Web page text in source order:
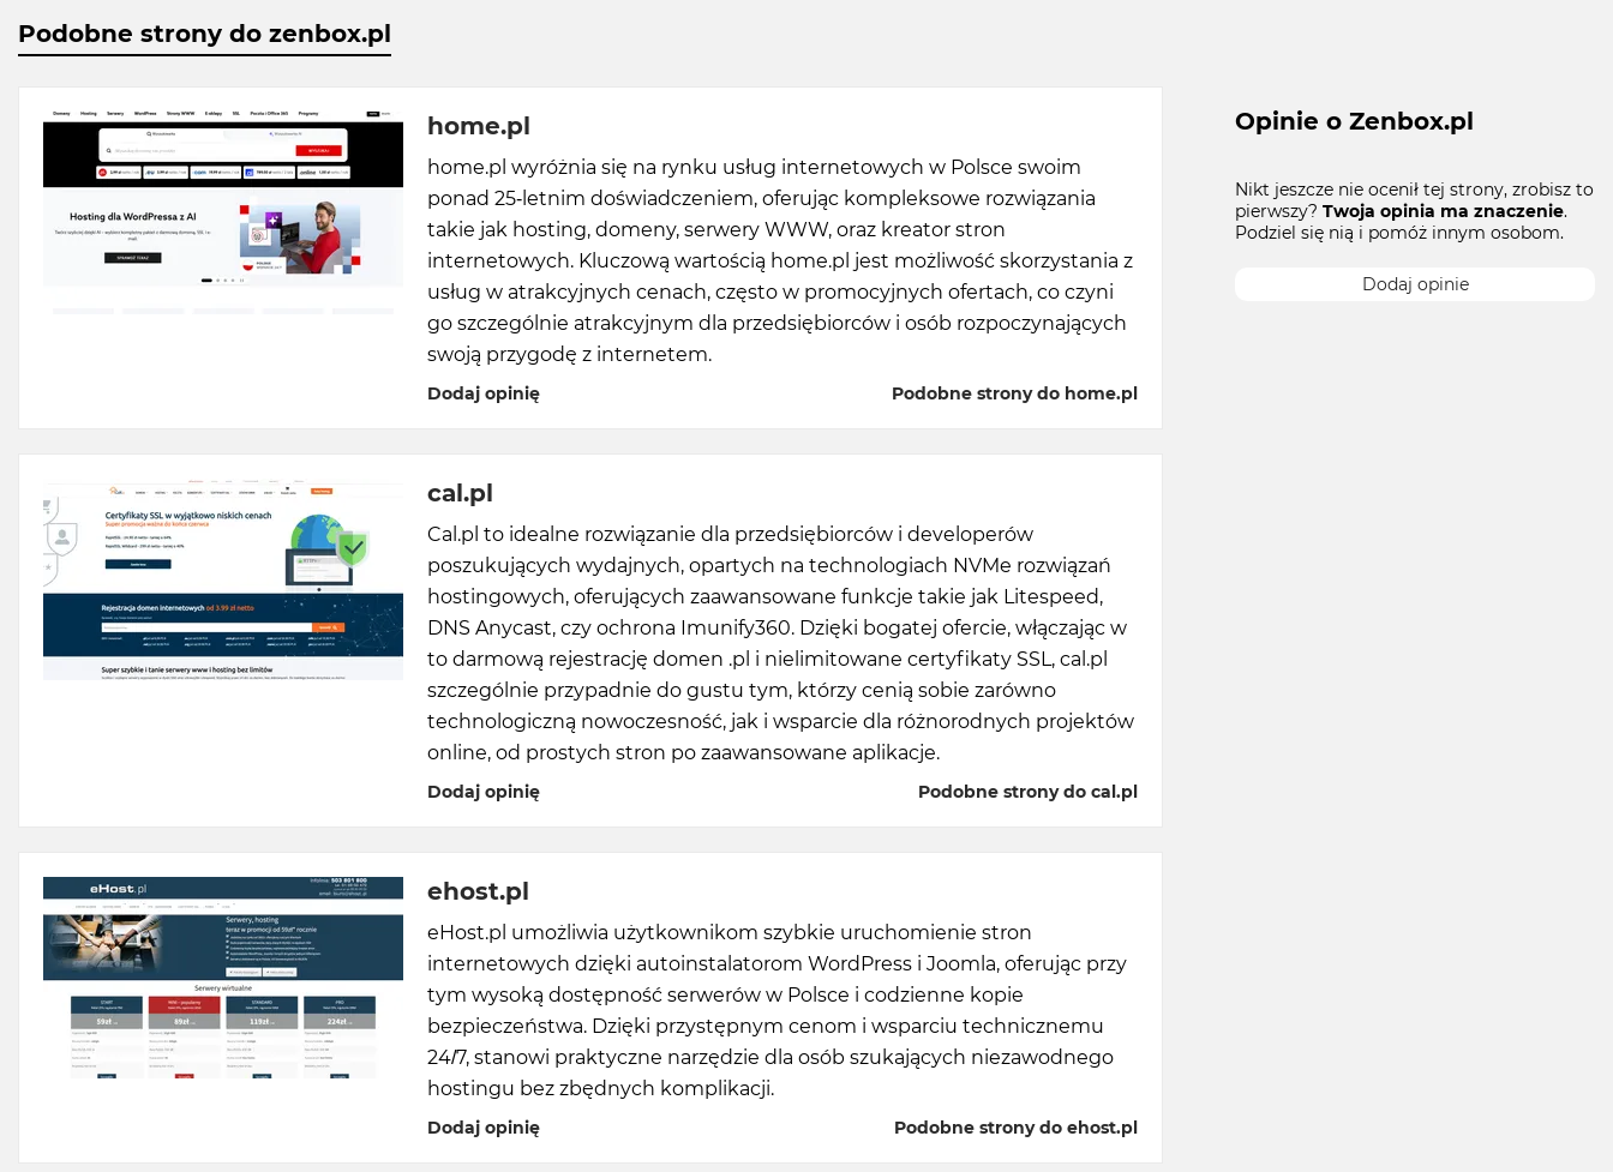
Podobne strony do zenbox.pl
home.pl
home.pl wyróżnia się na rynku usług internetowych w Polsce swoim
ponad 25-letnim doświadczeniem, oferując kompleksowe rozwiązania
takie jak hosting, domeny, serwery WWW, oraz kreator stron
internetowych. Kluczową wartością home.pl jest możliwość skorzystania z
usług w atrakcyjnych cenach, często w promocyjnych ofertach, co czyni
go szczególnie atrakcyjnym dla przedsiębiorców i osób rozpoczynających
swoją przygodę z internetem.
Dodaj opinię Podobne strony do home.pl
cal.pl
Cal.pl to idealne rozwiązanie dla przedsiębiorców i developerów
poszukujących wydajnych, opartych na technologiach NVMe rozwiązań
hostingowych, oferujących zaawansowane funkcje takie jak Litespeed,
DNS Anycast, czy ochrona Imunify360. Dzięki bogatej ofercie, włączając w
to darmową rejestrację domen .pl i nielimitowane certyfikaty SSL, cal.pl
szczególnie przypadnie do gustu tym, którzy cenią sobie zarówno
technologiczną nowoczesność, jak i wsparcie dla różnorodnych projektów
online, od prostych stron po zaawansowane aplikacje.
Dodaj opinię Podobne strony do cal.pl
ehost.pl
eHost.pl umożliwia użytkownikom szybkie uruchomienie stron
internetowych dzięki autoinstalatorom WordPress i Joomla, oferując przy
tym wysoką dostępność serwerów w Polsce i codzienne kopie
bezpieczeństwa. Dzięki przystępnym cenom i wsparciu technicznemu
24/7, stanowi praktyczne narzędzie dla osób szukających niezawodnego
hostingu bez zbędnych komplikacji.
Dodaj opinię Podobne strony do ehost.pl
Opinie o Zenbox.pl
Nikt jeszcze nie ocenił tej strony, zrobisz to
pierwszy? Twoja opinia ma znaczenie.
Podziel się nią i pomóż innym osobom.
Dodaj opinie